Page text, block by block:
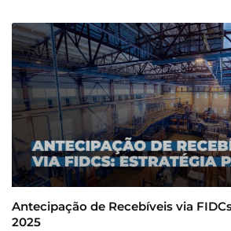
Antecipação de Recebíveis via
2025